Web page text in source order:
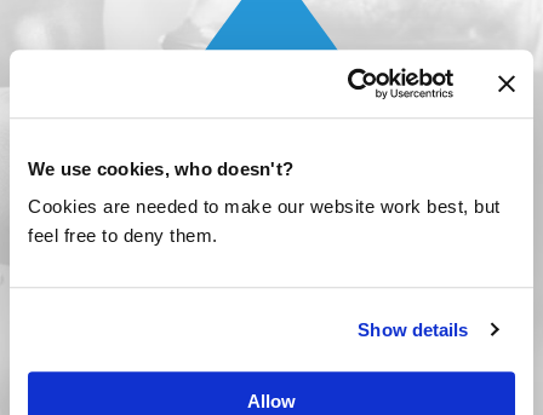
We use cookies, who doesn't?
Cookies are needed to make our website work best, but
feel free to deny them.
Show details
Allow
€ 2,00 +